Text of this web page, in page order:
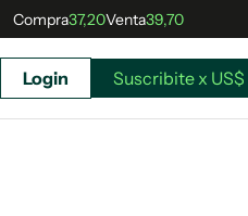
Compra37,20Venta39,70
Login Suscribite x US$